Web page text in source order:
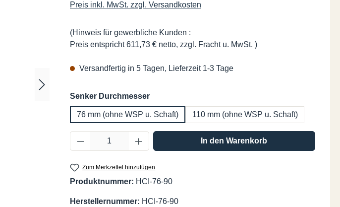
Preis inkl. MwSt. zzgl. Versandkosten
(Hinweis für gewerbliche Kunden :
Preis entspricht 611,73 € netto, zzgl. Fracht u. MwSt. )
Versandfertig in 5 Tagen, Lieferzeit 1-3 Tage
Senker Durchmesserauswählen
76 mm (ohne WSP u. Schaft) 110 mm (ohne WSP u. Schaft)
Produkt Anzahl: Gib den gewünschten Wert ein
In den Warenkorb
Zum Merkzettel hinzufügen
Produktnummer: HCI-76-90
Herstellernummer: HCI-76-90